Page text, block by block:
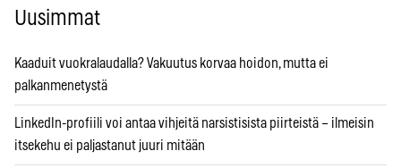
Uusimmat
Kaaduit vuokralaudalla? Vakuutus korvaa hoidon, mutta ei
palkanmenetystä
LinkedIn-profiili voi antaa vihjeitä narsistisista piirteistä – ilmeisin
itsekehu ei paljastanut juuri mitään